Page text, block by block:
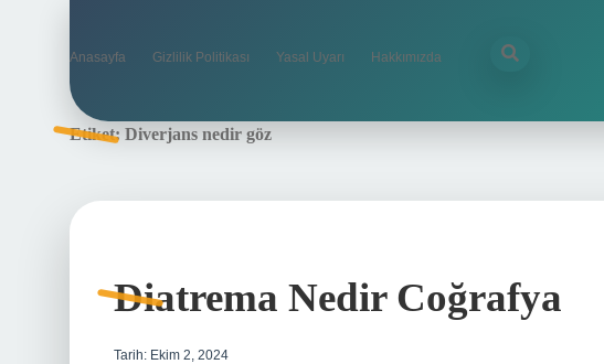
Anasayfa Gizlilik Politikası Yasal Uyarı Hakkımızda
Etiket: Diverjans nedir göz
Diatrema Nedir Coğrafya
Tarih: Ekim 2, 2024